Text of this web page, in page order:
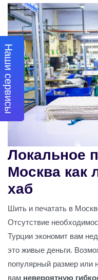
Локальное
Москва как
хаб
Шить и печатать в
Отсутствие
Турции экономит вам
это живые деньги.
популярный размер или
вам невероятную
Наши сервисы